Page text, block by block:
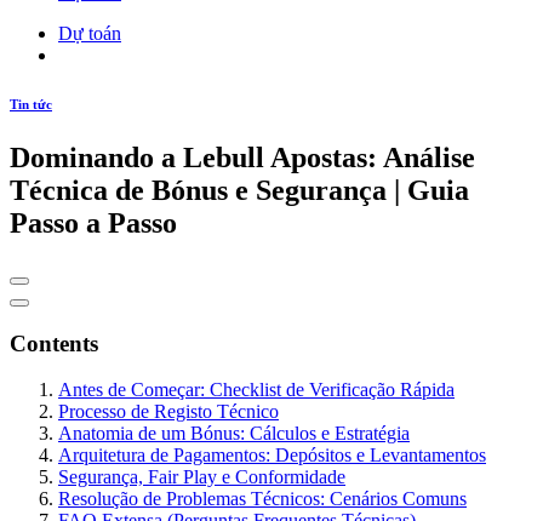
Dự toán
Tin tức
Dominando a Lebull Apostas: Análise
Técnica de Bónus e Segurança | Guia
Passo a Passo
Contents
Antes de Começar: Checklist de Verificação Rápida
Processo de Registo Técnico
Anatomia de um Bónus: Cálculos e Estratégia
Arquitetura de Pagamentos: Depósitos e Levantamentos
Segurança, Fair Play e Conformidade
Resolução de Problemas Técnicos: Cenários Comuns